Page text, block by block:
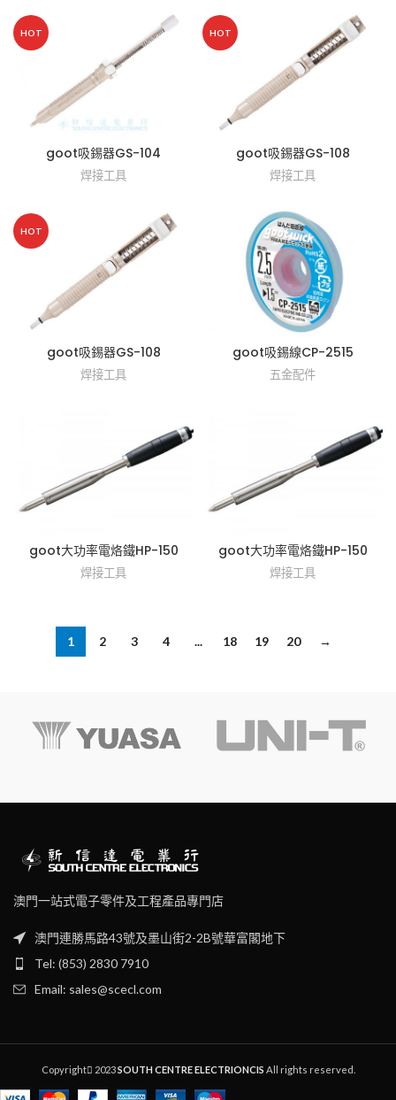
HOT
goot吸錫器GS-104
焊接工具
HOT
goot吸錫器GS-108
焊接工具
HOT
goot吸錫器GS-108
焊接工具
goot吸錫線CP-2515
五金配件
goot大功率電烙鐵HP-150
焊接工具
goot大功率電烙鐵HP-150
焊接工具
1 2 3 4 ... 18 19 20 →
澳門一站式電子零件及工程產品專門店
澳門連勝馬路43號及墨山街2-2B號華富閣地下
Tel: (853) 2830 7910
Email: sales@scecl.com
Copyright 2023SOUTH CENTRE ELECTRIONCIS All rights reserved.